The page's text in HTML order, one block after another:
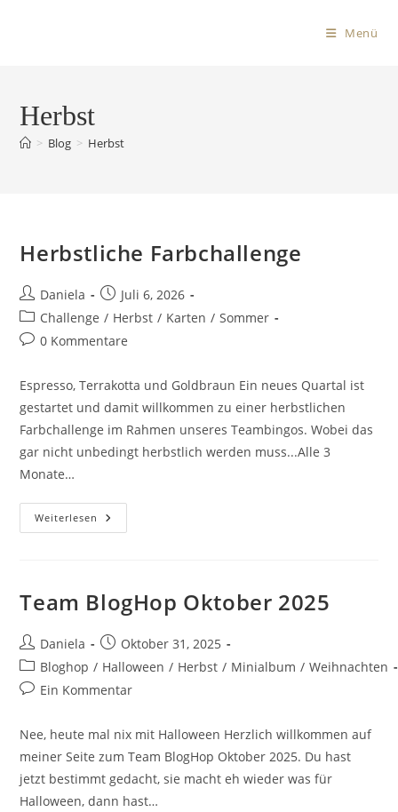
Menü
Herbst
> Blog > Herbst
Herbstliche Farbchallenge
Daniela
Juli 6, 2026
Challenge / Herbst / Karten / Sommer
0 Kommentare
Espresso, Terrakotta und Goldbraun Ein neues Quartal ist
gestartet und damit willkommen zu einer herbstlichen
Farbchallenge im Rahmen unseres Teambingos. Wobei das
gar nicht unbedingt herbstlich werden muss...Alle 3
Monate…
Weiterlesen
Team BlogHop Oktober 2025
Daniela
Oktober 31, 2025
Bloghop / Halloween / Herbst / Minialbum / Weihnachten
Ein Kommentar
Nee, heute mal nix mit Halloween Herzlich willkommen auf
meiner Seite zum Team BlogHop Oktober 2025. Du hast
jetzt bestimmt gedacht, sie macht eh wieder was für
Halloween, dann hast…